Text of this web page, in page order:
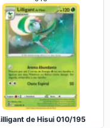
010
Lilligant de Hisui 010/195